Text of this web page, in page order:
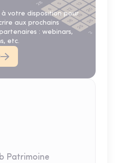
votre disposition pour
aux prochains
: webinars,
etc.
Patrimoine